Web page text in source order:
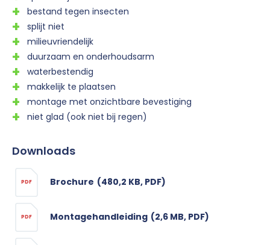
bestand tegen insecten
splijt niet
milieuvriendelijk
duurzaam en onderhoudsarm
waterbestendig
makkelijk te plaatsen
montage met onzichtbare bevestiging
niet glad (ook niet bij regen)
Downloads
PDF Brochure (480,2 KB, PDF)
PDF Montagehandleiding (2,6 MB, PDF)